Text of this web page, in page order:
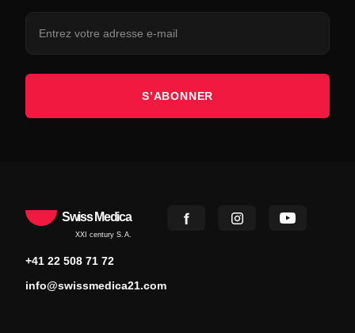
S’ABONNER
Swiss Medica
XXI century S.A.
+41 22 508 71 72
info@swissmedica21.com